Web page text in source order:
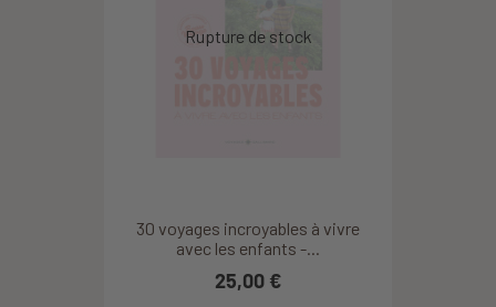
30 voyages incroyables à vivre
avec les enfants -...
25,00 €